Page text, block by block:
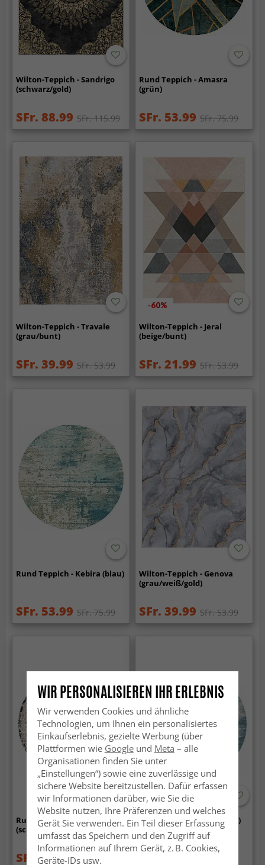
Wilton-Teppich - Sandrigo
(schwarz/gold)
SFr. 88.99 SFr. 115.99
Rund Teppich - Amasra
(grün)
SFr. 53.99 SFr. 75.99
Wilton-Teppich - Travale
(grau/bunt)
SFr. 39.99 SFr. 53.99
-60%
Wilton-Teppich - Jeral
(beige/bunt)
SFr. 21.99 SFr. 53.99
Rund Teppich - Kebira (blau)
SFr. 53.99 SFr. 75.99
Wilton-Teppich - Genova
(grau/weiß/gold)
SFr. 39.99 SFr. 53.99
Rund Teppich - Douz
(schwarz/multi)
SFr. 53.99 SFr. 75.99
Rund Teppich - Zarzi (blau)
SFr. 53.99
WIR PERSONALISIEREN IHR ERLEBNIS
Wir verwenden Cookies und ähnliche
Technologien, um Ihnen ein personalisiertes
Einkaufserlebnis, gezielte Werbung (über
Plattformen wie Googleund Meta – alle
Organisationen finden Sie unter
„Einstellungen“) sowie eine zuverlässige und
sichere Website bereitzustellen. Dafür erfassen
wir Informationen darüber, wie Sie die
Website nutzen, Ihre Präferenzen und welches
Gerät Sie verwenden. Ein Teil dieser Erfassung
umfasst das Speichern und den Zugriff auf
Informationen auf Ihrem Gerät, z. B. Cookies,
Geräte-IDs usw.